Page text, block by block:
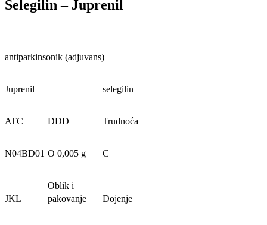
Selegilin – Juprenil
antiparkinsonik (adjuvans)
Juprenil selegilin
ATC DDD Trudnoća
N04BD01 O 0,005 g C
JKL
Oblik i
pakovanje
Dojenje